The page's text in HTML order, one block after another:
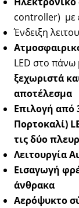
controller) με
Ένδειξη
LED στο πάνω
ξεχωριστά
αποτέλεσμα
Επιλογή
Πορτοκαλί)
τις δύο
Λειτουργία
Εισαγωγή
άνθρακα
Αερόψυκτο